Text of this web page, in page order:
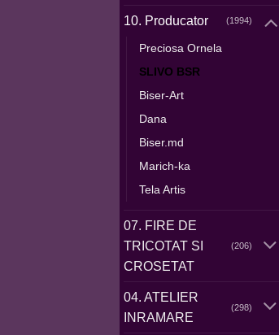
10. Producator (1994)
Preciosa Ornela
SLIVO BSR
Biser-Art
Dana
Biser.md
Marich-ka
Tela Artis
07. FIRE DE
TRICOTAT SI
CROSETAT
(206)
04. ATELIER
INRAMARE
(298)